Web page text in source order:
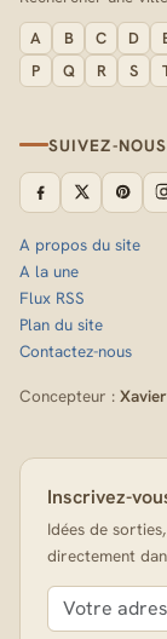
A B C D
P
Q R S
SUIVEZ-NOUS
A propos du site
A la une
Flux RSS
Plan du site
Contactez-nous
Concepteur :
Inscrivez-
Idées de
directement